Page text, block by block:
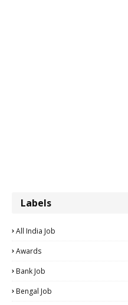
Labels
All India Job
Awards
Bank Job
Bengal Job